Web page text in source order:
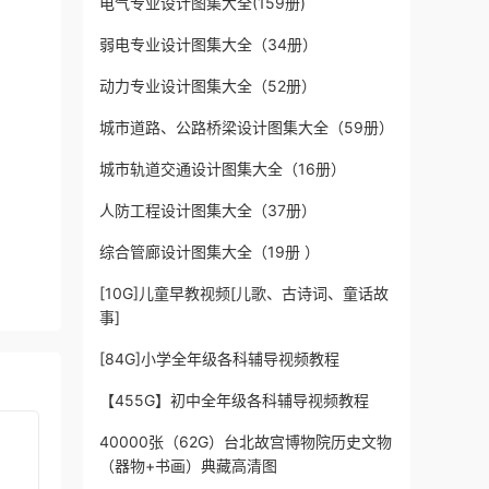
弱电专业设计图集大全（34册）
动力专业设计图集大全（52册）
城市道路、公路桥梁设计图集大全（59册）
城市轨道交通设计图集大全（16册）
人防工程设计图集大全（37册）
综合管廊设计图集大全（19册 ）
[10G]儿童早教视频[儿歌、古诗词、童话故
事]
[84G]小学全年级各科辅导视频教程
【455G】初中全年级各科辅导视频教程
40000张（62G）台北故宫博物院历史文物
（器物+书画）典藏高清图